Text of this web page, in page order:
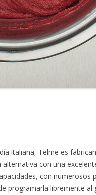
italiana, Telme es
con una
con numerosos
programarla libremente al